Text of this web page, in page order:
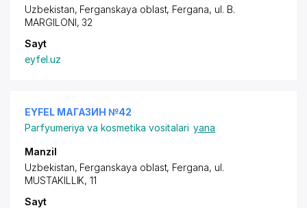
Uzbekistan, Ferganskaya oblast, Fergana, ul. B.
MARGILONI, 32
Sayt
eyfel.uz
EYFEL МАГАЗИН №42
Parfyumeriya va kosmetika vositalari yana
Manzil
Uzbekistan, Ferganskaya oblast, Fergana, ul.
MUSTAKILLIK, 11
Sayt